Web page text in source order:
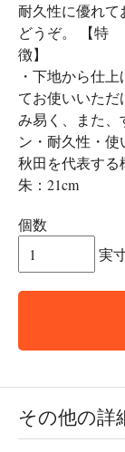
耐久性に優れて
どうぞ。 【特
・下地から仕
てお使いいた
み易く、また、
ン・耐久性・使
秋田を代表する
朱：21cm
個数
実
その他の詳